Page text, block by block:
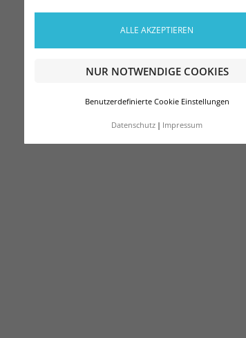
ALLE AKZEPTIEREN
NUR NOTWENDIGE COOKIES
Benutzerdefinierte Cookie Einstellungen
Datenschutz Impressum